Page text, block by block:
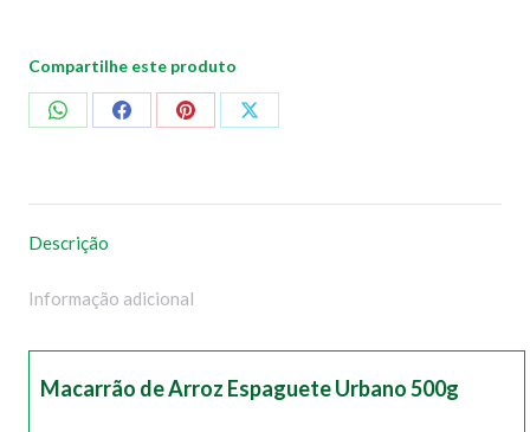
Compartilhe este produto
CompartilharCompartilharCompartilharCompartilhar
Descrição
Informação adicional
Macarrão de Arroz Espaguete Urbano 500g